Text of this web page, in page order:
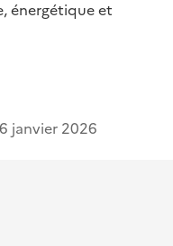
énergétique et
janvier 2026